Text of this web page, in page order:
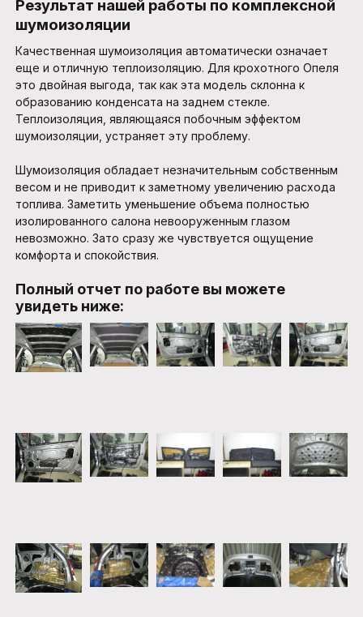
Результат нашей работы по комплексной
шумоизоляции
Качественная шумоизоляция автоматически означает
еще и отличную теплоизоляцию. Для крохотного Опеля
это двойная выгода, так как эта модель склонна к
образованию конденсата на заднем стекле.
Теплоизоляция, являющаяся побочным эффектом
шумоизоляции, устраняет эту проблему.
Шумоизоляция обладает незначительным собственным
весом и не приводит к заметному увеличению расхода
топлива. Заметить уменьшение объема полностью
изолированного салона невооруженным глазом
невозможно. Зато сразу же чувствуется ощущение
комфорта и спокойствия.
Полный отчет по работе вы можете
увидеть ниже: